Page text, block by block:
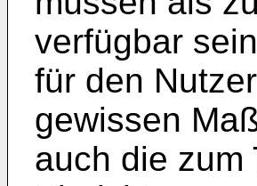
verfügbar
für den
gewissen
auch die zum